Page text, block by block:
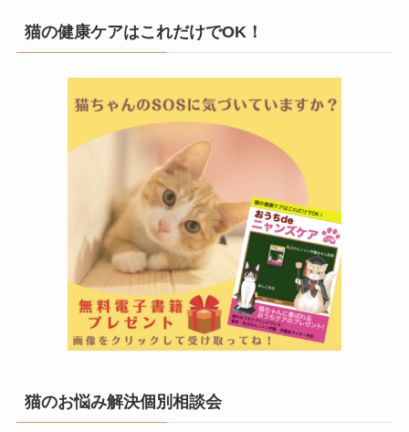
猫の健康ケアはこれだけでOK！
猫のお悩み解決個別相談会